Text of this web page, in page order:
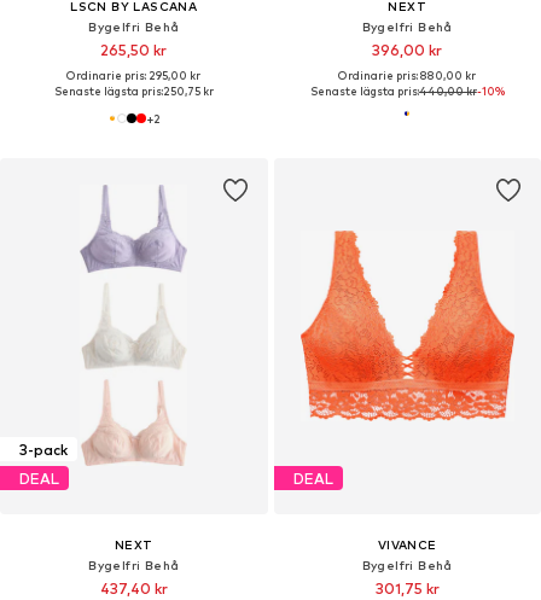
LSCN BY LASCANA
Bygelfri Behå
265,50 kr
Ordinarie pris: 295,00 kr
Senaste lägsta pris:250,75 kr
+2
NEXT
Bygelfri Behå
396,00 kr
Ordinarie pris: 880,00 kr
Senaste lägsta pris:440,00 kr-10%
3-pack
DEAL
NEXT
Bygelfri Behå
437,40 kr
DEAL
VIVANCE
Bygelfri Behå
301,75 kr